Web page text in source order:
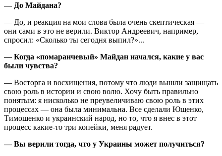
— До Майдана?
— До, и реакция на мои слова была очень скептическая —
они сами в это не верили. Виктор Андреевич, например,
спросил: «Сколько ты сегодня выпил?»...
— Когда «помаранчевый» Майдан начался, какие у вас
были чувства?
— Восторга и восхищения, потому что люди вышли защищать
свою роль в истории и свою волю. Хочу быть правильно
понятым: я нисколько не преувеличиваю свою роль в этих
процессах — она была минимальна. Все сделали Ющенко,
Тимошенко и украинский народ, но то, что я внес в этот
процесс какие-то три копейки, меня радует.
— Вы верили тогда, что у Украины может получиться?